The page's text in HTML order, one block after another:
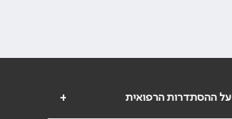
+ על ההסתדרות הרפואית